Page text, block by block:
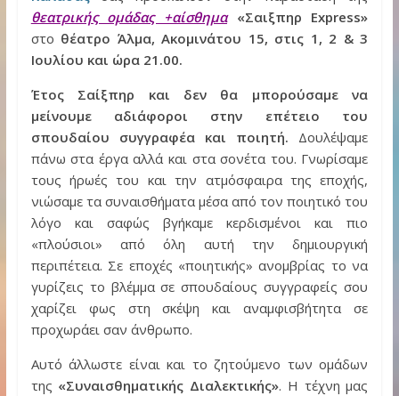
θεατρικής ομάδας +αίσθημα
«Σαιξπηρ Express»
στο θέατρο Άλμα, Ακομινάτου 15, στις 1, 2 & 3
Ιουλίου και ώρα 21.00.
Έτος Σαίξπηρ και δεν θα μπορούσαμε να
μείνουμε αδιάφοροι στην επέτειο του
σπουδαίου συγγραφέα και ποιητή. Δουλέψαμε
πάνω στα έργα αλλά και στα σονέτα του. Γνωρίσαμε
τους ήρωές του και την ατμόσφαιρα της εποχής,
νιώσαμε τα συναισθήματα μέσα από τον ποιητικό του
λόγο και σαφώς βγήκαμε κερδισμένοι και πιο
«πλούσιοι» από όλη αυτή την δημιουργική
περιπέτεια. Σε εποχές «ποιητικής» ανομβρίας το να
γυρίζεις το βλέμμα σε σπουδαίους συγγραφείς σου
χαρίζει φως στη σκέψη και αναμφισβήτητα σε
προχωράει σαν άνθρωπο.
Αυτό άλλωστε είναι και το ζητούμενο των ομάδων
της «Συναισθηματικής Διαλεκτικής». Η τέχνη μας